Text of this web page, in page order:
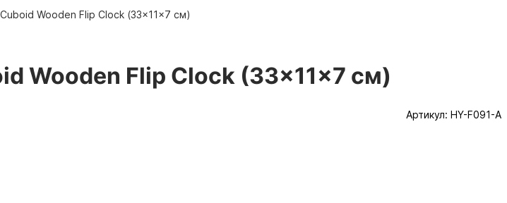
Wooden Flip Clock (33×11×7 см)
Wooden Flip Clock (33×11×7 см)
Артикул: HY-F091-A